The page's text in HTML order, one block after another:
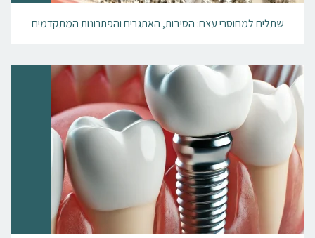
שתלים למחוסרי עצם: הסיבות, האתגרים והפתרונות המתקדמים